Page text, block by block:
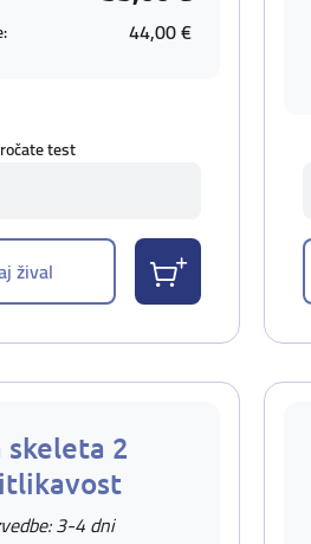
44,00 €
test
žival
skeleta 2
3-4 dni